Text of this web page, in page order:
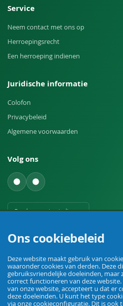
Service
Neem contact met ons op
Herroepingsrecht
Een herroeping indienen
Juridische informatie
Colofon
Privacybeleid
Algemene voorwaarden
Volg ons
Een herroeping indienen
Uw vakhandel voor landbouw,
Ons cookiebeleid
Deze website maakt gebruik van
waaronder cookies van derden. Deze
gebruiksvriendelijke doeleinden,
correct functioneren van deze
van onze website, accepteert u dat er
deze doeleinden. U kunt het type
via onze cookieconfiguratie. Dit is ook